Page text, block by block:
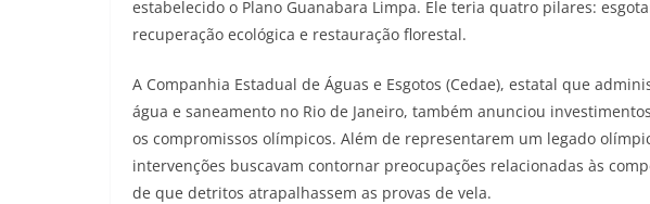
estabelecido o Plano Guanabara Limpa. Ele teria quatro pilares:
recuperação ecológica e restauração florestal.
A Companhia Estadual de Águas e Esgotos (Cedae), estatal que
água e saneamento no Rio de Janeiro, também anunciou
os compromissos olímpicos. Além de representarem um legado
intervenções buscavam contornar preocupações relacionadas às
de que detritos atrapalhassem as provas de vela.